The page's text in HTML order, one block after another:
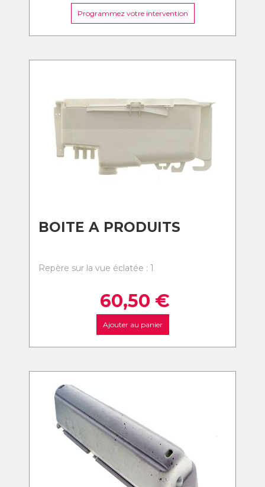
Programmez votre intervention
BOITE A PRODUITS
Repère sur la vue éclatée : 1
60,50 €
Ajouter au panier